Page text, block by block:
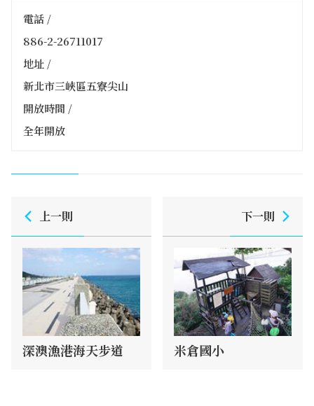
電話 /
886-2-26711017
地址 /
新北市三峽區五寮尖山
開放時間 /
全年開放
上一則
深澳漁港海天步道
下一則
米倉國小